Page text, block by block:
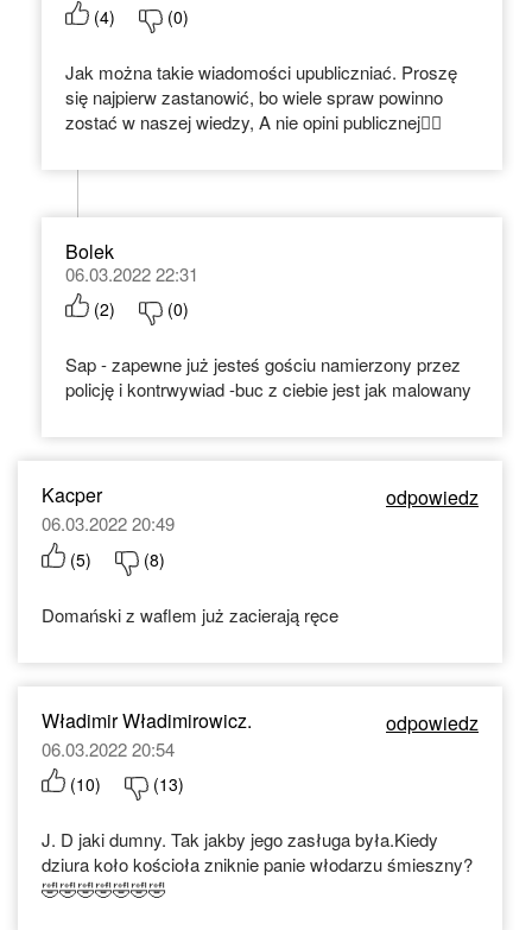
(4) (0)
Jak można takie wiadomości upubliczniać. Proszę
się najpierw zastanowić, bo wiele spraw powinno
zostać w naszej wiedzy, A nie opini publicznej🤦‍♀️
Bolek
06.03.2022 22:31
(2) (0)
Sap - zapewne już jesteś gościu namierzony przez
policję i kontrwywiad -buc z ciebie jest jak malowany
Kacper odpowiedz
06.03.2022 20:49
(5) (8)
Domański z waflem już zacierają ręce
Władimir Władimirowicz. odpowiedz
06.03.2022 20:54
(10) (13)
J. D jaki dumny. Tak jakby jego zasługa była.Kiedy
dziura koło kościoła zniknie panie włodarzu śmieszny?
🤣🤣🤣🤣🤣🤣🤣